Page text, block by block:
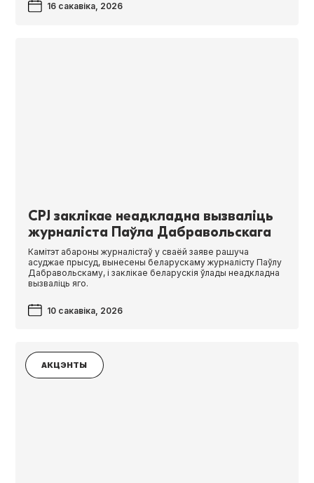
16 сакавіка, 2026
CPJ заклікае неадкладна вызваліць
журналіста Паўла Дабравольскага
Камітэт абароны журналістаў у сваёй заяве рашуча
асуджае прысуд, вынесены беларускаму журналісту Паўлу
Дабравольскаму, і заклікае беларускія ўлады неадкладна
вызваліць яго.
10 сакавіка, 2026
АКЦЭНТЫ